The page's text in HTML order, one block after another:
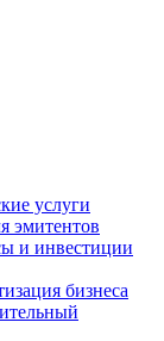
услуги
эмитентов
и инвестиции
бизнеса